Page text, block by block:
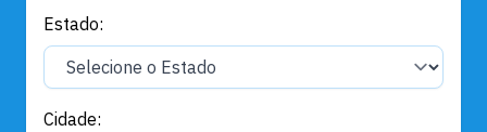
Estado:
Cidade: